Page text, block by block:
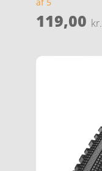
119,00 kr.